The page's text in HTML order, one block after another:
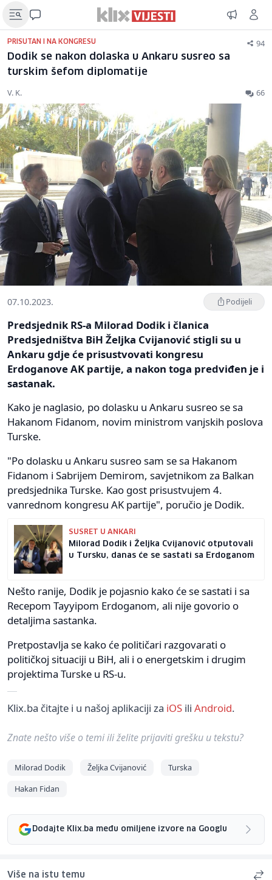
PRISUTAN I NA KONGRESU 94
Dodik se nakon dolaska u Ankaru susreo sa
turskim šefom diplomatije
V. K. 66
07.10.2023. Podijeli
Predsjednik RS-a Milorad Dodik i članica
Predsjedništva BiH Željka Cvijanović stigli su u
Ankaru gdje će prisustvovati kongresu
Erdoganove AK partije, a nakon toga predviđen je i
sastanak.
Kako je naglasio, po dolasku u Ankaru susreo se sa
Hakanom Fidanom, novim ministrom vanjskih poslova
Turske.
"Po dolasku u Ankaru susreo sam se sa Hakanom
Fidanom i Sabrijem Demirom, savjetnikom za Balkan
predsjednika Turske. Kao gost prisustvujem 4.
vanrednom kongresu AK partije", poručio je Dodik.
SUSRET U ANKARI
Milorad Dodik i Željka Cvijanović otputovali
u Tursku, danas će se sastati sa Erdoganom
Nešto ranije, Dodik je pojasnio kako će se sastati i sa
Recepom Tayyipom Erdoganom, ali nije govorio o
detaljima sastanka.
Pretpostavlja se kako će političari razgovarati o
političkoj situaciji u BiH, ali i o energetskim i drugim
projektima Turske u RS-u.
Klix.ba čitajte i u našoj aplikaciji za iOS ili Android.
Znate nešto više o temi ili želite prijaviti grešku u tekstu?
Milorad Dodik Željka Cvijanović
Turska
Hakan Fidan
Dodajte Klix.ba među omiljene izvore na Googlu
Više na istu temu